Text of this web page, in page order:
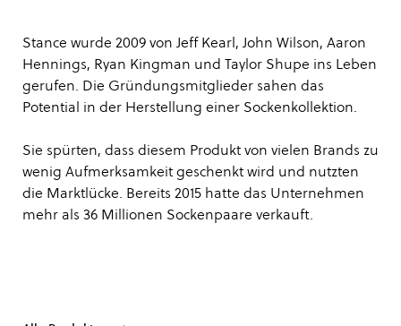
Stance wurde 2009 von Jeff Kearl, John Wilson, Aaron
Hennings, Ryan Kingman und Taylor Shupe ins Leben
gerufen. Die Gründungsmitglieder sahen das
Potential in der Herstellung einer Sockenkollektion.
Sie spürten, dass diesem Produkt von vielen Brands zu
wenig Aufmerksamkeit geschenkt wird und nutzten
die Marktlücke. Bereits 2015 hatte das Unternehmen
mehr als 36 Millionen Sockenpaare verkauft.